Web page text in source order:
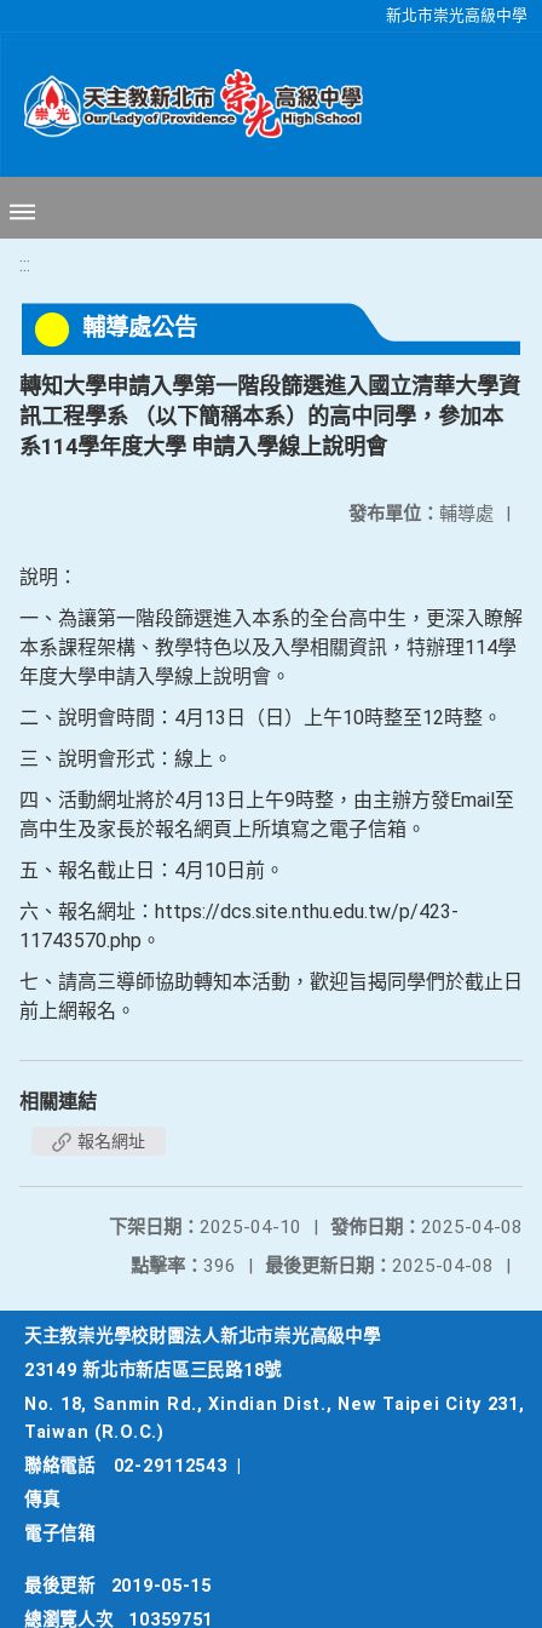
新北市崇光高級中學
:::
輔導處公告
轉知大學申請入學第一階段篩選進入國立清華大學資
訊工程學系 （以下簡稱本系）的高中同學，參加本
系114學年度大學 申請入學線上說明會
發布單位： 輔導處 |
說明：
一、為讓第一階段篩選進入本系的全台高中生，更深入瞭解
本系課程架構、教學特色以及入學相關資訊，特辦理114學
年度大學申請入學線上說明會。
二、說明會時間：4月13日（日）上午10時整至12時整。
三、說明會形式：線上。
四、活動網址將於4月13日上午9時整，由主辦方發Email至
高中生及家長於報名網頁上所填寫之電子信箱。
五、報名截止日：4月10日前。
六、報名網址：https://dcs.site.nthu.edu.tw/p/423-
11743570.php。
七、請高三導師協助轉知本活動，歡迎旨揭同學們於截止日
前上網報名。
相關連結
報名網址
發佈日期： 2025-04-08
下架日期： 2025-04-10
|
最後更新日期： 2025-04-08 |
點擊率： 396 |
天主教崇光學校財團法人新北市崇光高級中學
23149 新北市新店區三民路18號
No. 18, Sanmin Rd., Xindian Dist., New Taipei City 231,
Taiwan (R.O.C.)
聯絡電話
02-29112543
傳真
電子信箱
最後更新
2019-05-15
總瀏覽人次
10359751